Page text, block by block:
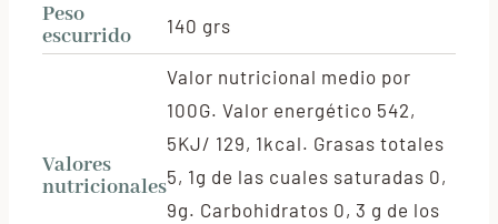
Peso
escurrido
140 grs
Valores
nutricionales
Valor nutricional medio por
100G. Valor energético 542,
5KJ/ 129, 1kcal. Grasas totales
5, 1g de las cuales saturadas 0,
9g. Carbohidratos 0, 3 g de los